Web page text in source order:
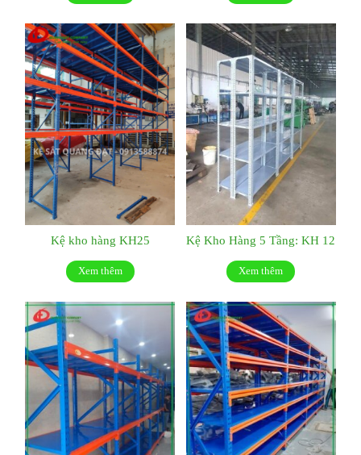
Kệ kho hàng KH25
Xem thêm
Kệ Kho Hàng 5 Tầng: KH 12
Xem thêm